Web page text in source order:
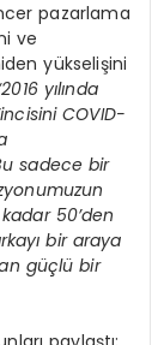
pazarlama
ve
yükselişini
2016 yılında
incisini COVID-
sadece bir
50’den
bir araya
güçlü bir